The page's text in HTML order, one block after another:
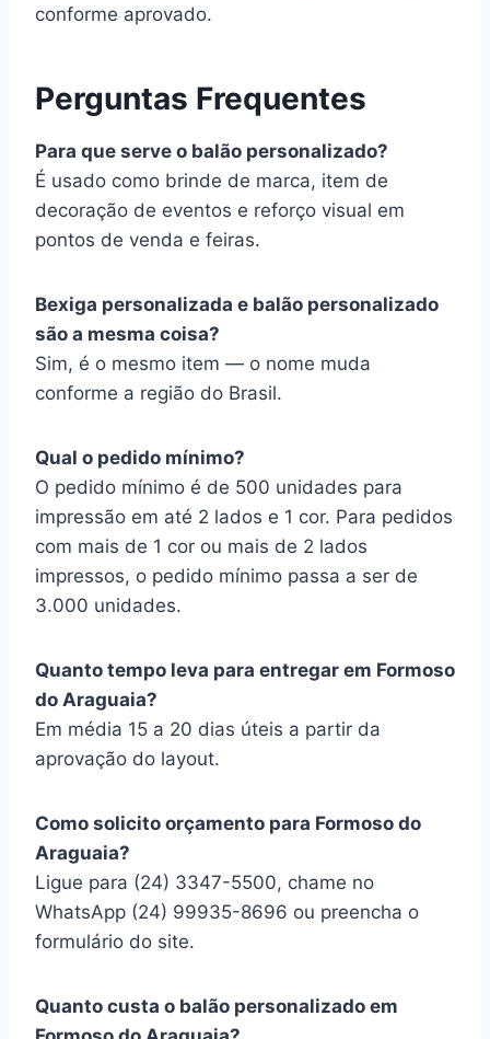
conforme aprovado.
Perguntas Frequentes
Para que serve o balão personalizado?
É usado como brinde de marca, item de
decoração de eventos e reforço visual em
pontos de venda e feiras.
Bexiga personalizada e balão personalizado
são a mesma coisa?
Sim, é o mesmo item — o nome muda
conforme a região do Brasil.
Qual o pedido mínimo?
O pedido mínimo é de 500 unidades para
impressão em até 2 lados e 1 cor. Para pedidos
com mais de 1 cor ou mais de 2 lados
impressos, o pedido mínimo passa a ser de
3.000 unidades.
Quanto tempo leva para entregar em Formoso
do Araguaia?
Em média 15 a 20 dias úteis a partir da
aprovação do layout.
Como solicito orçamento para Formoso do
Araguaia?
Ligue para (24) 3347-5500, chame no
WhatsApp (24) 99935-8696 ou preencha o
formulário do site.
Quanto custa o balão personalizado em